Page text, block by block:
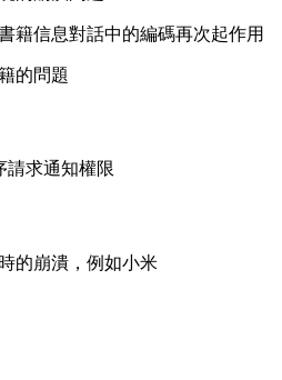
籍信息對話中的編碼再次起作用
的問題
請求通知權限
的崩潰，例如小米